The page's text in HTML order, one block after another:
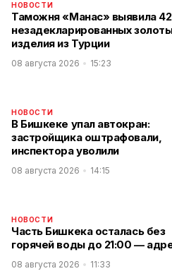
НОВОСТИ
Таможня «Манас» выявила 42
незадекларированных
изделия из Турции
08 августа 2026 15:23
НОВОСТИ
В Бишкеке упал автокран:
застройщика оштрафовали,
инспектора уволили
08 августа 2026 14:15
НОВОСТИ
Часть Бишкека осталась без
горячей воды до 21:00 —
08 августа 2026 11:33